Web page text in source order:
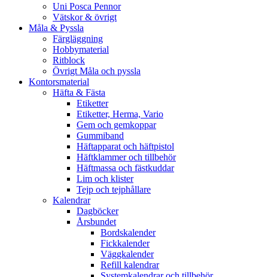
Uni Posca Pennor
Vätskor & övrigt
Måla & Pyssla
Färgläggning
Hobbymaterial
Ritblock
Övrigt Måla och pyssla
Kontorsmaterial
Häfta & Fästa
Etiketter
Etiketter, Herma, Vario
Gem och gemkoppar
Gummiband
Häftapparat och häftpistol
Häftklammer och tillbehör
Häftmassa och fästkuddar
Lim och klister
Tejp och tejphållare
Kalendrar
Dagböcker
Årsbundet
Bordskalender
Fickkalender
Väggkalender
Refill kalendrar